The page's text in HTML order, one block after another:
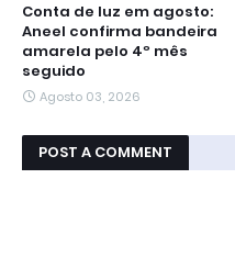
Conta de luz em agosto:
Aneel confirma bandeira
amarela pelo 4º mês
seguido
Agosto 03, 2026
POST A COMMENT